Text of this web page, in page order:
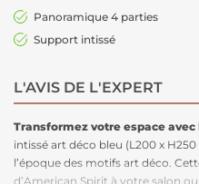
Panoramique 4 parties
Support intissé
L'AVIS DE L'EXPERT
Transformez votre espace
intissé art déco bleu (L200 x
l’époque des motifs art déco.
d’American Spirit à votre salon